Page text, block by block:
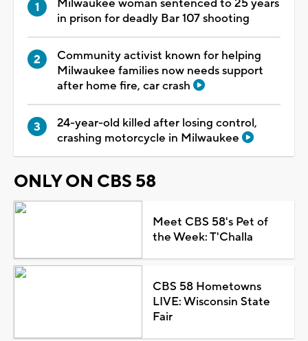
Milwaukee woman sentenced to 25 years
in prison for deadly Bar 107 shooting
Community activist known for helping
Milwaukee families now needs support
after home fire, car crash
24-year-old killed after losing control,
crashing motorcycle in Milwaukee
ONLY ON CBS 58
Meet CBS 58's Pet of
the Week: T'Challa
CBS 58 Hometowns
LIVE: Wisconsin State
Fair